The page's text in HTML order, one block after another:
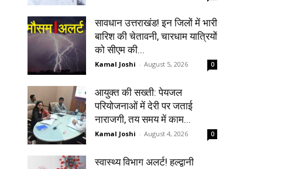
सावधान उत्तराखंड! इन जिलों में भारी
बारिश की चेतावनी, चारधाम यात्रियों
को सीएम की...
Kamal Joshi - August 5, 2026 0
आयुक्त की सख्ती: पेयजल
परियोजनाओं में देरी पर जताई
नाराजगी, तय समय में काम...
Kamal Joshi - August 4, 2026 0
स्वास्थ्य विभाग अलर्ट! हल्द्वानी